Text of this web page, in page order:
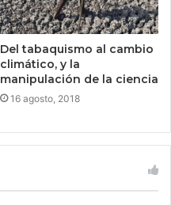
Del tabaquismo al cambio
climático, y la
manipulación de la ciencia
16 agosto, 2018